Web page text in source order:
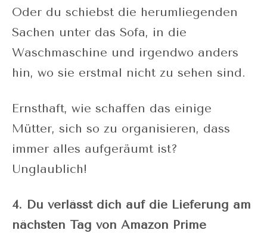
Oder du schiebst die herumliegenden
Sachen unter das Sofa, in die
Waschmaschine und irgendwo anders
hin, wo sie erstmal nicht zu sehen sind.
Ernsthaft, wie schaffen das einige
Mütter, sich so zu organisieren, dass
immer alles aufgeräumt ist?
Unglaublich!
4. Du verlässt dich auf die Lieferung am
nächsten Tag von Amazon Prime